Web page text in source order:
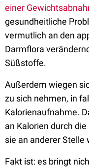
einer
gesundheitliche
vermutlich an den
Darmflora
Süßstoffe.
Außerdem wiegen
zu sich nehmen, in
Kalorienaufnahme.
an Kalorien durch
sie an anderer Stelle
Fakt ist: es bringt